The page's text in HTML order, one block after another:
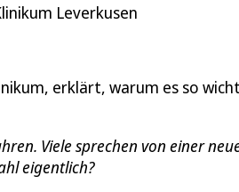
Leverkusen
erklärt, warum es so
Viele sprechen von einer
eigentlich?